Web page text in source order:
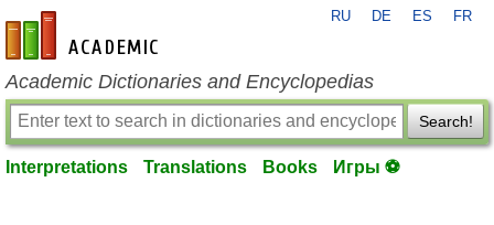
en-academic.com
RU DE ES FR
Academic Dictionaries and Encyclopedias
Search!
Interpretations Translations Books Игры ⚽